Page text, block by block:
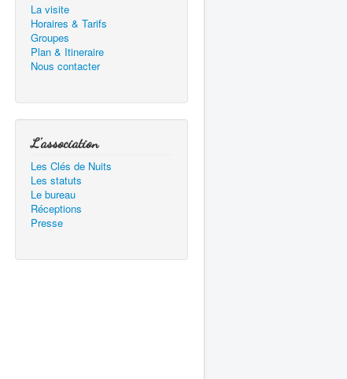
La visite
Horaires & Tarifs
Groupes
Plan & Itineraire
Nous contacter
L'association
Les Clés de Nuits
Les statuts
Le bureau
Réceptions
Presse